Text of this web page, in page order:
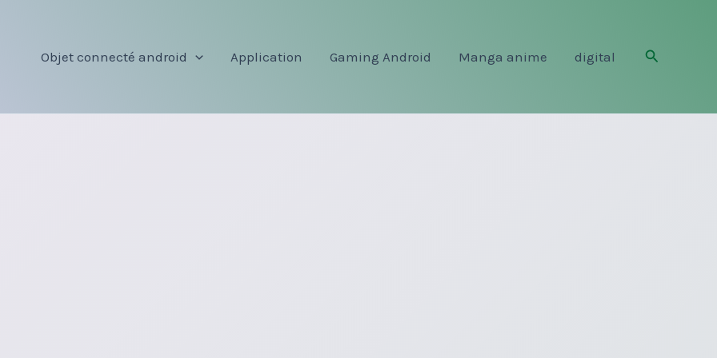
Objet connecté android Application Gaming Android Manga anime digital Rechercher